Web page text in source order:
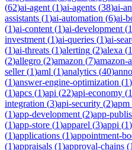
(62)ai-agent (1)ai-agents (38)ai-
assistants (1)ai-automation (6)ai-
(1)ai-content (1)ai-development (1
investment (1)ai-queries (1)ai-
(1)ai-threats (1)alerting (2)alexa (1
(2)allegro (2)amazon (7)amazon-
seller(1)aml (1)analytics (40)
(1)answer-engine-optimization (1)
(1)apcs (1)api (22)api-economy (1
integration (3)api-security (2)apm
(1)app-development (2)app-
(1)app-store (1)apparel (3)appi (1)
(1)applications (1)appointment-
(1)appraisals (1)approval-chains (1